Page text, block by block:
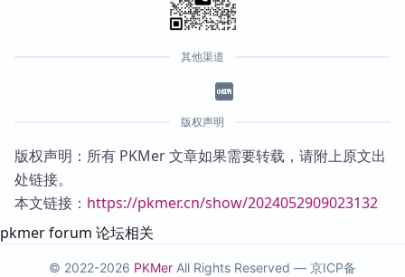
其他渠道
版权声明
版权声明：所有 PKMer 文章如果需要转载，请附上原文出
处链接。
本文链接： https://pkmer.cn/show/2024052909023132
pkmer forum 论坛相关
© 2022-2026 PKMer All Rights Reserved — 京ICP备